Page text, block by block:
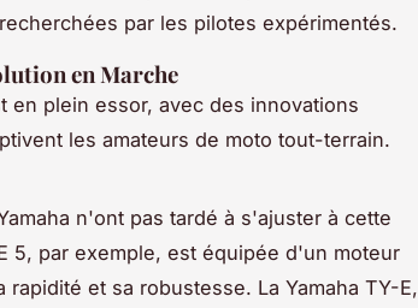
par les pilotes expérimentés.
en Marche
en plein essor, avec des innovations
les amateurs de moto tout-terrain.
n'ont pas tardé à s'ajuster à cette
5, par exemple, est équipée d'un moteur
et sa robustesse. La Yamaha TY-E,